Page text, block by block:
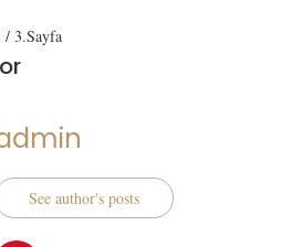
/ 3.Sayfa
See author's posts